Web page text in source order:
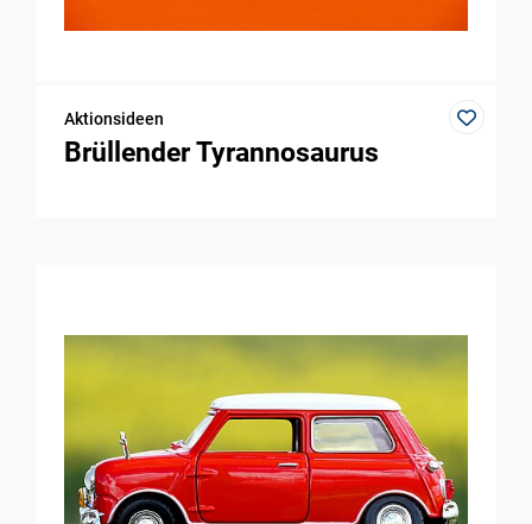
Aktionsideen
Brüllender Tyrannosaurus